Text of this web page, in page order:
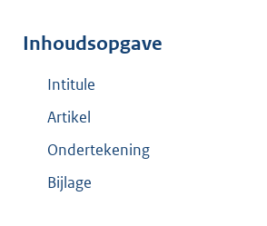
Inhoudsopgave
Intitule
Artikel
Ondertekening
Bijlage